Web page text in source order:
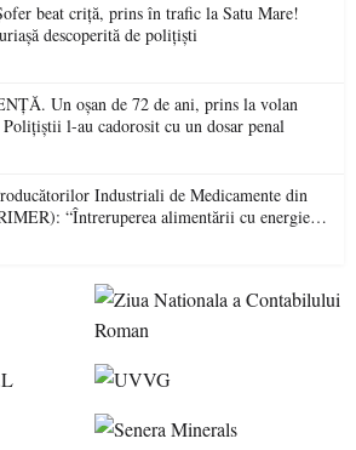
beat criță, prins în trafic la Satu Mare!
descoperită de polițiști
Un oșan de 72 de ani, prins la volan
l-au cadorosit cu un dosar penal
Industriali de Medicamente din
“Întreruperea alimentării cu energie
de medicamente va pune în pericol